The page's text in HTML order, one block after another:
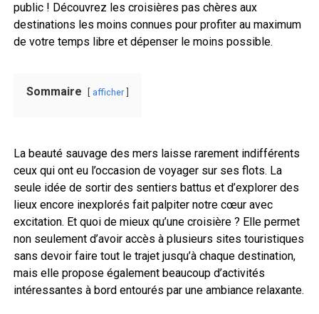
public ! Découvrez les croisières pas chères aux
destinations les moins connues pour profiter au maximum
de votre temps libre et dépenser le moins possible.
Sommaire afficher
La beauté sauvage des mers laisse rarement indifférents
ceux qui ont eu l’occasion de voyager sur ses flots. La
seule idée de sortir des sentiers battus et d’explorer des
lieux encore inexplorés fait palpiter notre cœur avec
excitation. Et quoi de mieux qu’une croisière ? Elle permet
non seulement d’avoir accès à plusieurs sites touristiques
sans devoir faire tout le trajet jusqu’à chaque destination,
mais elle propose également beaucoup d’activités
intéressantes à bord entourés par une ambiance relaxante.